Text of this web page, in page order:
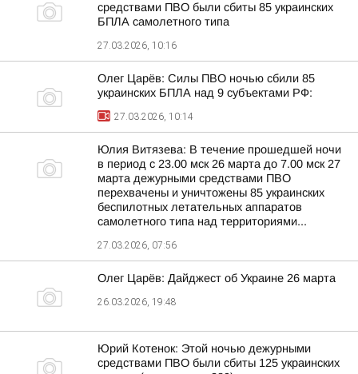
средствами ПВО были сбиты 85 украинских
БПЛА самолетного типа
27.03.2026, 10:16
Олег Царёв: Силы ПВО ночью сбили 85
украинских БПЛА над 9 субъектами РФ:
27.03.2026, 10:14
Юлия Витязева: В течение прошедшей ночи
в период с 23.00 мск 26 марта до 7.00 мск 27
марта дежурными средствами ПВО
перехвачены и уничтожены 85 украинских
беспилотных летательных аппаратов
самолетного типа над территориями...
27.03.2026, 07:56
Олег Царёв: Дайджест об Украине 26 марта
26.03.2026, 19:48
Юрий Котенок: Этой ночью дежурными
средствами ПВО были сбиты 125 украинских